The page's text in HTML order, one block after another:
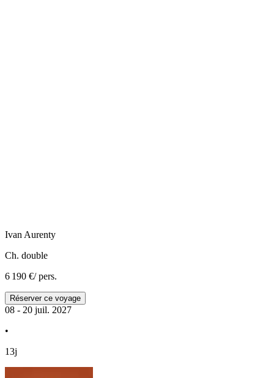
Ivan Aurenty
Ch. double
6 190 €/ pers.
Réserver ce voyage
08 - 20 juil. 2027
•
13j